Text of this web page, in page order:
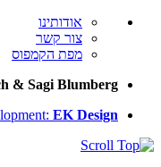
אודותינו
צור קשר
מפת הקמפוס
& Sagi Blumberg
EK Design